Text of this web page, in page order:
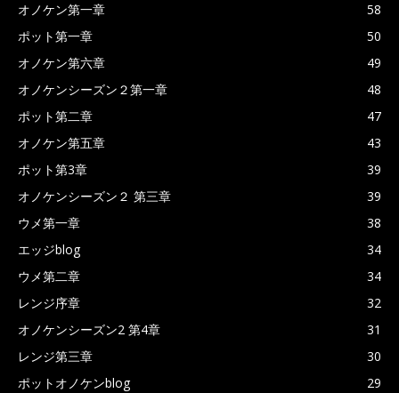
オノケン第一章
58
ポット第一章
50
オノケン第六章
49
オノケンシーズン２第一章
48
ポット第二章
47
オノケン第五章
43
ポット第3章
39
オノケンシーズン２ 第三章
39
ウメ第一章
38
エッジblog
34
ウメ第二章
34
レンジ序章
32
オノケンシーズン2 第4章
31
レンジ第三章
30
ポットオノケンblog
29